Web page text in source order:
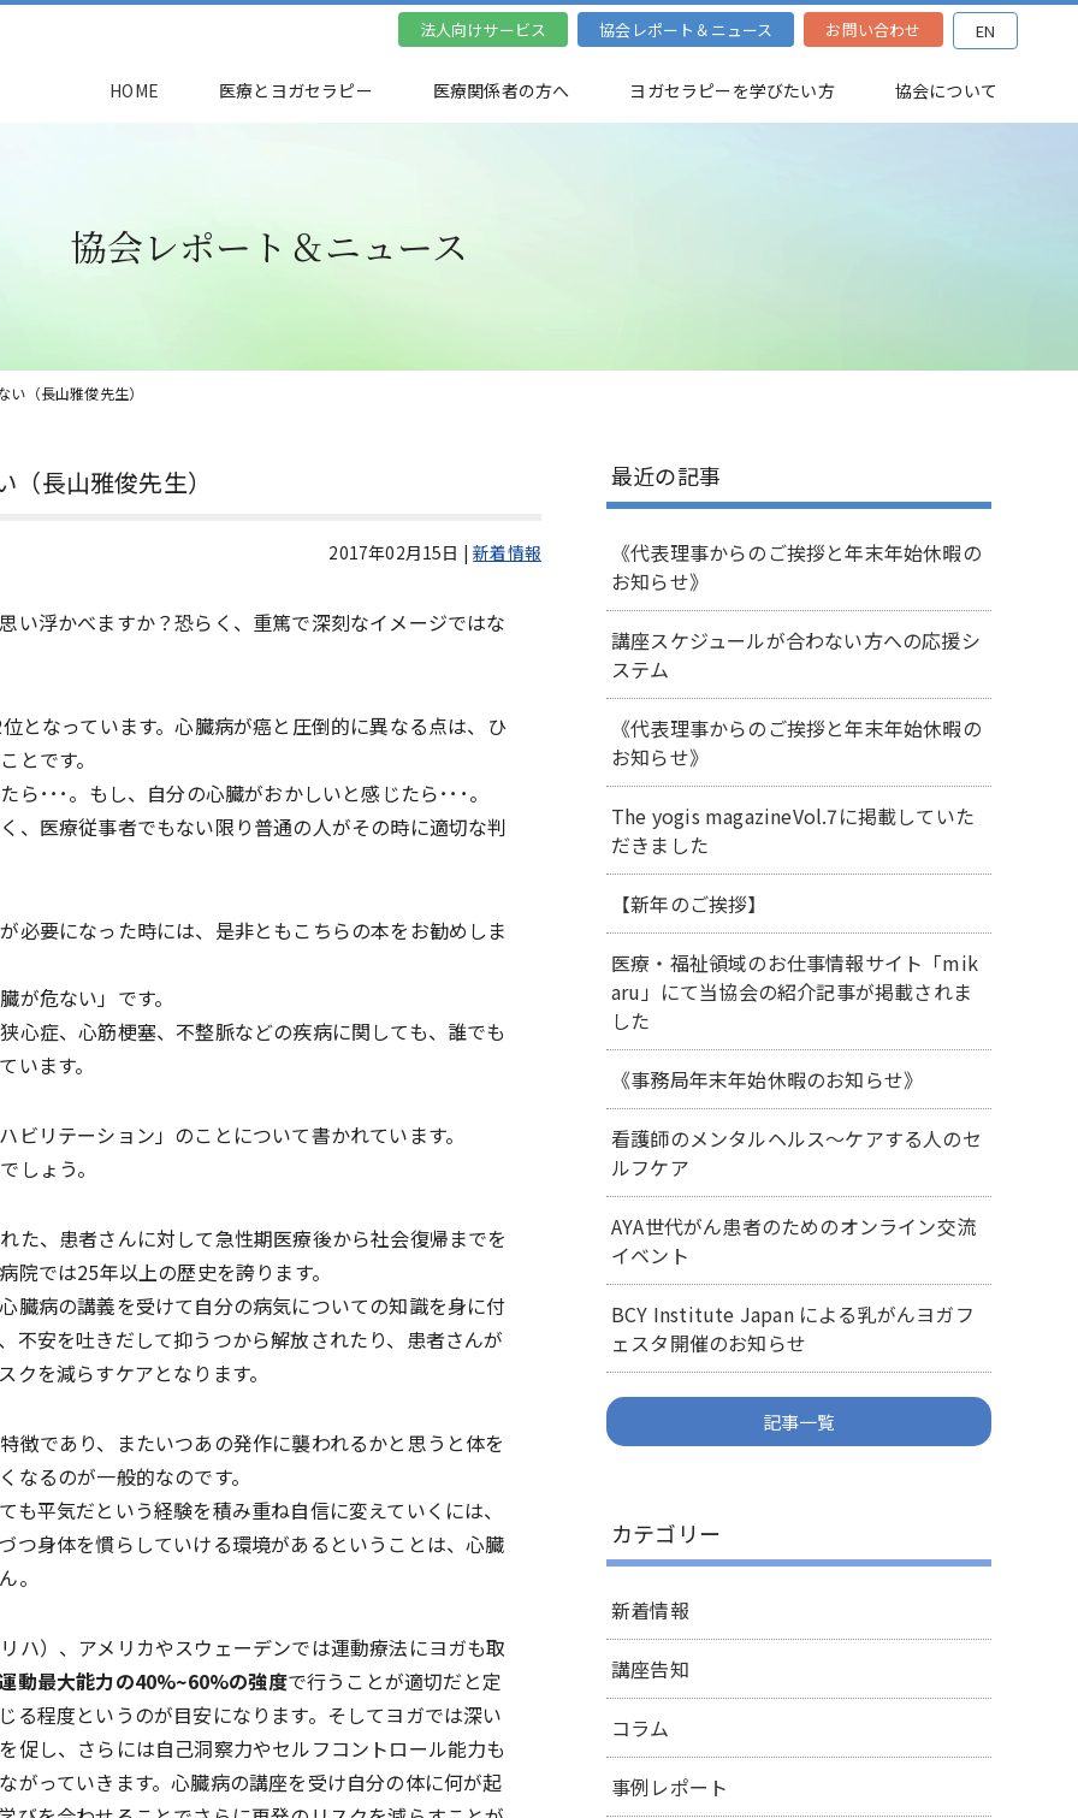
HOME 医療とヨガセラピー 医療関係者の方へ ヨガセラピーを学びたい方 協会について
法人向けサービス 協会レポート＆ニュース お問い合わせ EN
協会レポート＆ニュース
（長山雅俊先生）
長山雅俊先生）
2017年02月15日 |新着情報
い浮かべますか？恐らく、重篤で深刻なイメージではな
となっています。心臓病が癌と圧倒的に異なる点は、ひ
とです。
･･･。もし、自分の心臓がおかしいと感じたら･･･。
、医療従事者でもない限り普通の人がその時に適切な判
必要になった時には、是非ともこちらの本をお勧めしま
が危ない」です。
心症、心筋梗塞、不整脈などの疾病に関しても、誰でも
ます。
リテーション」のことについて書かれています。
しょう。
た、患者さんに対して急性期医療後から社会復帰までを
では25年以上の歴史を誇ります。
臓病の講義を受けて自分の病気についての知識を身に付
不安を吐きだして抑うつから解放されたり、患者さんが
を減らすケアとなります。
徴であり、またいつあの発作に襲われるかと思うと体を
るのが一般的なのです。
平気だという経験を積み重ね自信に変えていくには、
つ身体を慣らしていける環境があるということは、心臓
。
ハ）、アメリカやスウェーデンでは運動療法にヨガも取
動最大能力の40%~60%の強度で行うことが適切だと定
る程度というのが目安になります。そしてヨガでは深い
促し、さらには自己洞察力やセルフコントロール能力も
がっていきます。心臓病の講座を受け自分の体に何が起
最近の記事
《代表理事からのご挨拶と年末年始休暇の
お知らせ》
講座スケジュールが合わない方への応援シ
ステム
《代表理事からのご挨拶と年末年始休暇の
お知らせ》
The yogis magazineVol.7に掲載していた
だきました
【新年のご挨拶】
医療・福祉領域のお仕事情報サイト「mik
aru」にて当協会の紹介記事が掲載されま
した
《事務局年末年始休暇のお知らせ》
看護師のメンタルヘルス～ケアする人のセ
ルフケア
AYA世代がん患者のためのオンライン交流
イベント
BCY Institute Japan による乳がんヨガフ
ェスタ開催のお知らせ
記事一覧
カテゴリー
新着情報
講座告知
コラム
事例レポート